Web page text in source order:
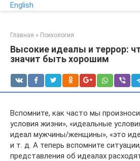
English
Главная » Психология
Высокие идеалы и террор:
значит быть хорошим
Вспомните, как часто мы
условия жизни», «идеальные
идеал мужчины/женщины», «это
и т. д. А теперь вспомните
представления об идеалах